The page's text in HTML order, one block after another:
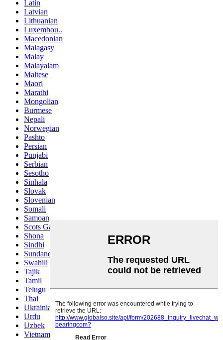
Latin
Latvian
Lithuanian
Luxembou..
Macedonian
Malagasy
Malay
Malayalam
Maltese
Maori
Marathi
Mongolian
Burmese
Nepali
Norwegian
Pashto
Persian
Punjabi
Serbian
Sesotho
Sinhala
Slovak
Slovenian
Somali
Samoan
Scots Gaelic
Shona
Sindhi
Sundanese
Swahili
Tajik
Tamil
Telugu
Thai
Ukrainian
Urdu
Uzbek
Vietnamese